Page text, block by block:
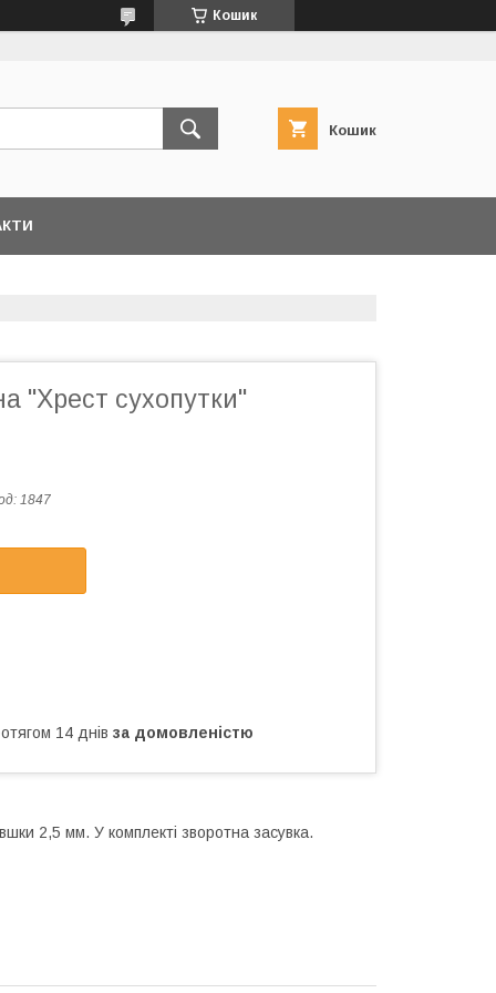
Кошик
Кошик
"Хрест сухопутки"
1847
14 днів за домовленістю
2,5 мм. У комплекті зворотна засувка.